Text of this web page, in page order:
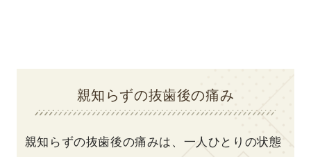
親知らずの抜歯後の痛み
親知らずの抜歯後の痛みは、一人ひとりの状態